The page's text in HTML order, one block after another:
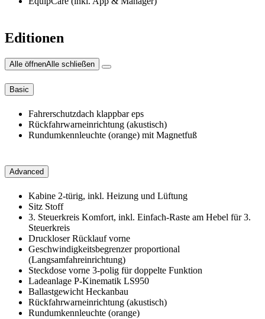
Editionen
Alle öffnenAlle schließen
Basic
Fahrerschutzdach klappbar eps
Rückfahrwarneinrichtung (akustisch)
Rundumkennleuchte (orange) mit Magnetfuß
Advanced
Kabine 2-türig, inkl. Heizung und Lüftung
Sitz Stoff
3. Steuerkreis Komfort, inkl. Einfach-Raste am Hebel für 3.
Steuerkreis
Druckloser Rücklauf vorne
Geschwindigkeitsbegrenzer proportional
(Langsamfahreinrichtung)
Steckdose vorne 3-polig für doppelte Funktion
Ladeanlage P-Kinematik LS950
Ballastgewicht Heckanbau
Rückfahrwarneinrichtung (akustisch)
Rundumkennleuchte (orange)